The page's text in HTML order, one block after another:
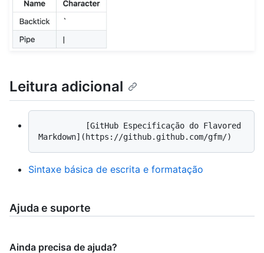
Leitura adicional
Sintaxe básica de escrita e formatação
Ajuda e suporte
Ainda precisa de ajuda?